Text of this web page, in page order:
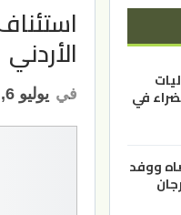
الأردني
في يوليو 6, 2026 في
ووفد